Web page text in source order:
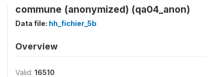
commune (anonymized) (qa04_anon)
Data file: hh_fichier_5b
Overview
Valid: 16510